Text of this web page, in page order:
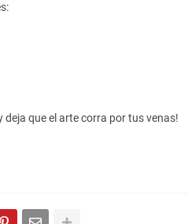
deja que el arte corra por tus venas!